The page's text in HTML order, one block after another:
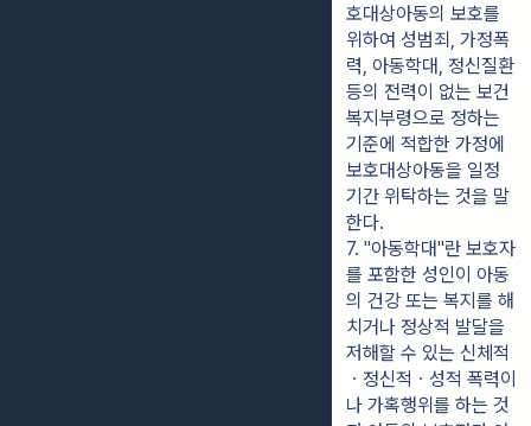
호대상아동의 보호를
위하여 성범죄, 가정폭
력, 아동학대, 정신질환
등의 전력이 없는 보건
복지부령으로 정하는
기준에 적합한 가정에
보호대상아동을 일정
기간 위탁하는 것을 말
한다.
7. "아동학대"란 보호자
를 포함한 성인이 아동
의 건강 또는 복지를 해
치거나 정상적 발달을
저해할 수 있는 신체적
ㆍ정신적ㆍ성적 폭력이
나 가혹행위를 하는 것